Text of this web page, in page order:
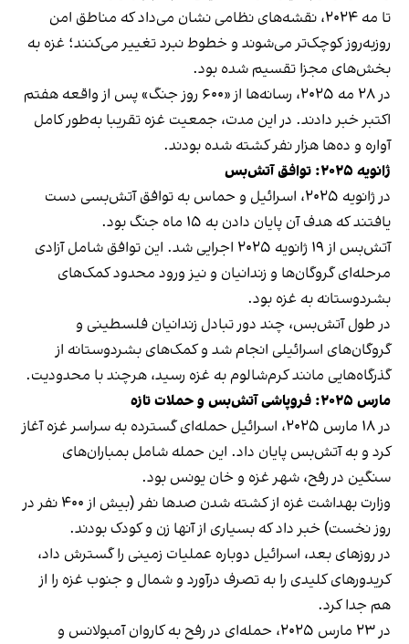
تا مه ۲۰۲۴، نقشه‌های نظامی نشان می‌داد که مناطق امن
روزبه‌روز کوچک‌تر می‌شوند و خطوط نبرد تغییر می‌کنند؛ غزه به
بخش‌های مجزا تقسیم شده بود.
در ۲۸ مه ۲۰۲۵، رسانه‌ها از «۶۰۰ روز جنگ» پس از واقعه هفتم
اکتبر خبر دادند. در این مدت، جمعیت غزه تقریبا به‌طور کامل
آواره و ده‌ها هزار نفر کشته شده بودند.
ژانویه ۲۰۲۵: توافق آتش‌بس
در ژانویه ۲۰۲۵، اسرائیل و حماس به توافق آتش‌بسی دست
یافتند که هدف آن پایان دادن به ۱۵ ماه جنگ بود.
آتش‌بس از ۱۹ ژانویه ۲۰۲۵ اجرایی شد. این توافق شامل آزادی
مرحله‌ای گروگان‌ها و زندانیان و نیز ورود محدود کمک‌های
بشردوستانه به غزه بود.
در طول آتش‌بس، چند دور تبادل زندانیان فلسطینی و
گروگان‌های اسرائیلی انجام شد و کمک‌های بشردوستانه از
گذرگاه‌هایی مانند کرم‌شالوم به غزه رسید، هرچند با محدودیت.
مارس ۲۰۲۵: فروپاشی آتش‌بس و حملات تازه
در ۱۸ مارس ۲۰۲۵، اسرائیل حمله‌ای گسترده به سراسر غزه آغاز
کرد و به آتش‌بس پایان داد. این حمله شامل بمباران‌های
سنگین در رفح، شهر غزه‌ و خان‌ یونس بود.
وزارت بهداشت غزه از کشته شدن صدها نفر (بیش از ۴۰۰ نفر در
روز نخست) خبر داد که بسیاری از آنها زن و کودک بودند.
در روزهای بعد، اسرائیل دوباره عملیات زمینی را گسترش داد،
کریدورهای کلیدی را به تصرف درآورد و شمال و جنوب غزه را از
هم جدا کرد.
در ۲۳ مارس ۲۰۲۵، حمله‌ای در رفح به کاروان آمبولانس و